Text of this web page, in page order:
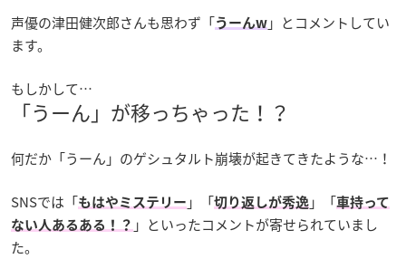
声優の津田健次郎さんも思わず「うーんw 」とコメントしてい
ます。
もしかして…
「うーん」が移っちゃった！？
何だか「うーん」のゲシュタルト崩壊が起きてきたような…！
SNSでは「もはやミステリー 」「切り返しが秀逸 」「車持って
ない人あるある！？ 」といったコメントが寄せられていまし
た。